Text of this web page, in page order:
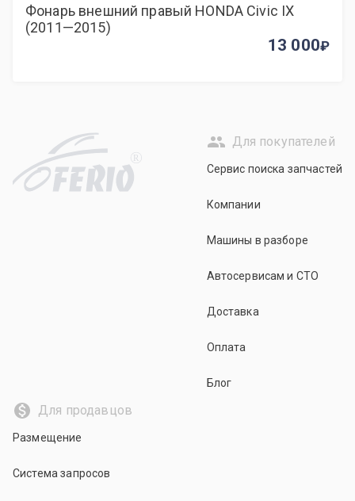
Фонарь внешний правый HONDA Civic IX
(2011—2015)
13 000
R
Для покупателей
Сервис поиска запчастей
Компании
Машины в разборе
Автосервисам и СТО
Доставка
Оплата
Блог
Для продавцов
Размещение
Система запросов